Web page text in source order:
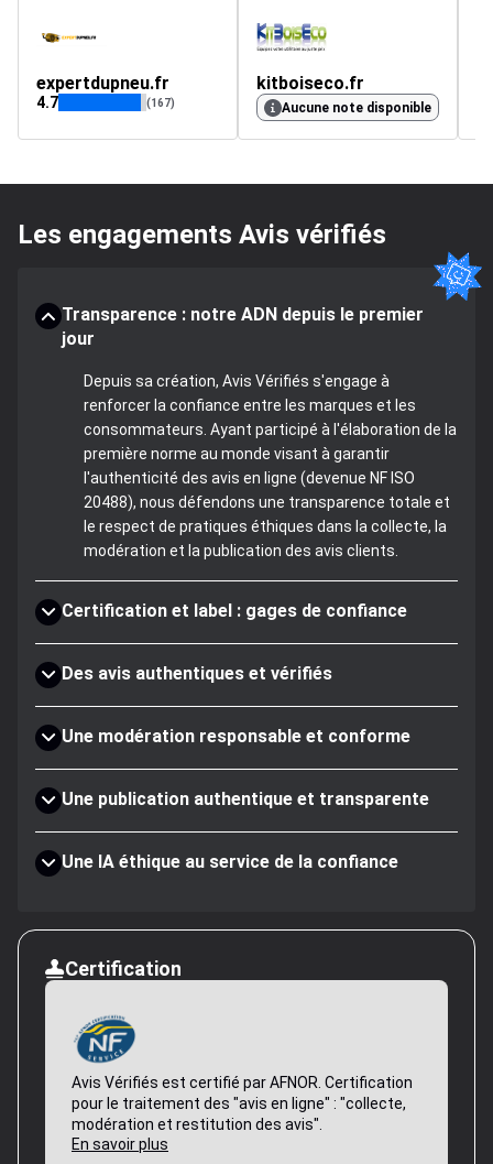
expertdupneu.fr
4.7 (167)
kitboiseco.fr
Aucune note disponible
Les engagements Avis vérifiés
Transparence : notre ADN depuis le premier
jour
Depuis sa création, Avis Vérifiés s'engage à
renforcer la confiance entre les marques et les
consommateurs. Ayant participé à l'élaboration de la
première norme au monde visant à garantir
l'authenticité des avis en ligne (devenue NF ISO
20488), nous défendons une transparence totale et
le respect de pratiques éthiques dans la collecte, la
modération et la publication des avis clients.
Certification et label : gages de confiance
Des avis authentiques et vérifiés
Une modération responsable et conforme
Une publication authentique et transparente
Une IA éthique au service de la confiance
Certification
Avis Vérifiés est certifié par AFNOR. Certification
pour le traitement des "avis en ligne" : "collecte,
modération et restitution des avis".
En savoir plus